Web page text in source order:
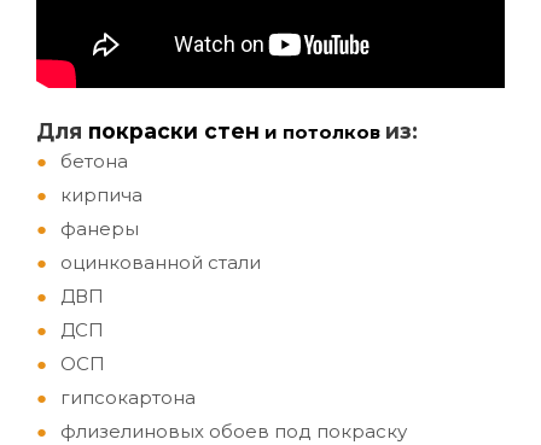
Для покраски стен и потолков из:
бетона
кирпича
фанеры
оцинкованной стали
ДВП
ДСП
ОСП
гипсокартона
флизелиновых обоев под покраску